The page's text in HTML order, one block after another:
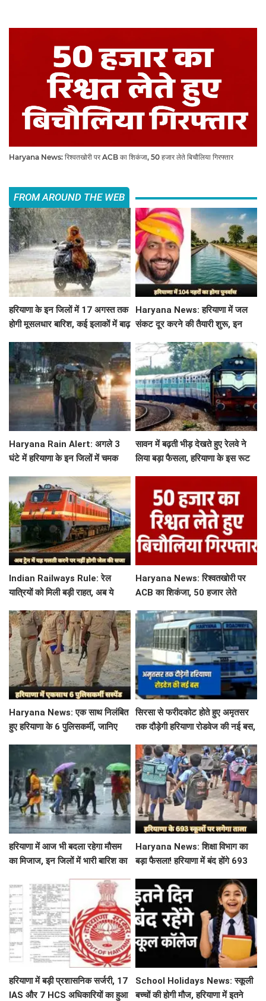
Haryana News: रिश्वतखोरी पर ACB का शिकंजा, 50 हजार लेते बिचौलिया गिरफ्तार
FROM AROUND THE WEB
हरियाणा के इन जिलों में 17 अगस्त तक
होगी मूसलधार बारिश, कई इलाकों में बाढ़
Haryana News: हरियाणा में जल
संकट दूर करने की तैयारी शुरू, इन
Haryana Rain Alert: अगले 3
घंटे में हरियाणा के इन जिलों में चमक
अलर्ट
सावन में बढ़ती भीड़ देखते हुए रेलवे ने
लिया बड़ा फैसला, हरियाणा के इस रूट
Indian Railways Rule: रेल
यात्रियों को मिली बड़ी राहत, अब ये
Haryana News: रिश्वतखोरी पर
ACB का शिकंजा, 50 हजार लेते
Haryana News: एक साथ निलंबित
हुए हरियाणा के 6 पुलिसकर्मी, जानिए
सिरसा से फरीदकोट होते हुए अमृतसर
तक दौड़ेगी हरियाणा रोडवेज की नई बस,
हरियाणा में आज भी बदला रहेगा मौसम
का मिजाज, इन जिलों में भारी बारिश का
Haryana News: शिक्षा विभाग का
बड़ा फैसला! हरियाणा में बंद होंगे 693
हरियाणा में बड़ी प्रशासनिक सर्जरी, 17
IAS और 7 HCS अधिकारियों का हुआ
School Holidays News: स्कूली
बच्चों की होगी मौज, हरियाणा में इतने